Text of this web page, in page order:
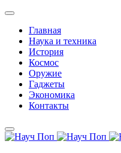
Главная
Наука и техника
История
Космос
Оружие
Гаджеты
Экономика
Контакты